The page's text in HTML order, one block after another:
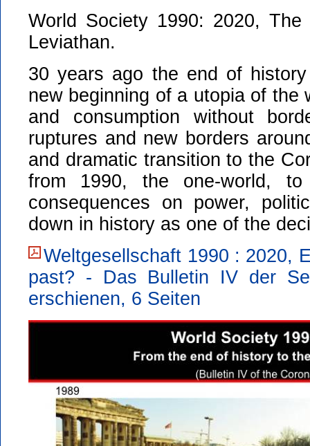
World Society 1990: 2020,
Leviathan.
30 years ago the end of
new beginning of a utopia of the
and consumption without
ruptures and new borders
and dramatic transition to the
from 1990, the one-world,
consequences on power,
down in history as one of the
Weltgesellschaft 1990 : 2020,
past? - Das Bulletin IV der
erschienen, 6 Seiten